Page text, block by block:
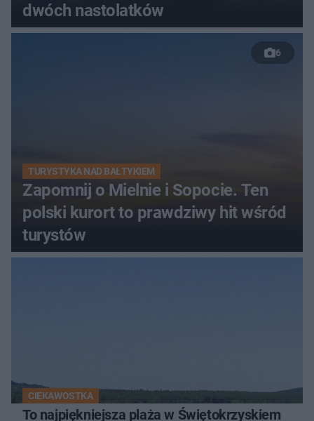
dwóch nastolatków
6
TURYSTYKA NAD BAŁTYKIEM
Zapomnij o Mielnie i Sopocie. Ten
polski kurort to prawdziwy hit wśród
turystów
CIEKAWOSTKA
To najpiękniejsza plaża w Świętokrzyskiem